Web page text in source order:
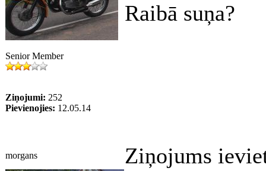
Senior Member
Ziņojumi: 252
Pievienojies: 12.05.14
Raibā suņa?
morgans Ziņojums